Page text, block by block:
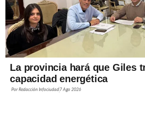
La provincia hará que Giles
capacidad energética
PorRedacción Infociudad 7 Ago 2026